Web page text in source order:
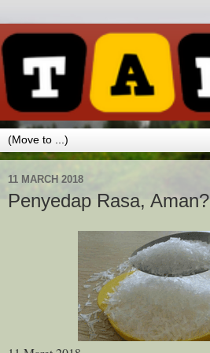
11 MARCH 2018
Penyedap Rasa, Aman?